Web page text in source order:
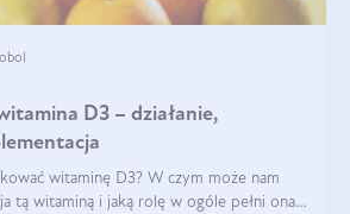
D3 – działanie,
witaminę D3? W czym może nam
tą witaminą i jaką rolę w ogóle pełni ona